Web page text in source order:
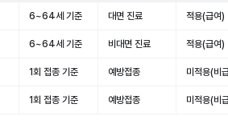
6~64세 기준 대면 진료 적용(급여)
6~64세 기준 비대면 진료 적용(급여)
1회 접종 기준 예방접종 미적용(비
1회 접종 기준 예방접종 미적용(비